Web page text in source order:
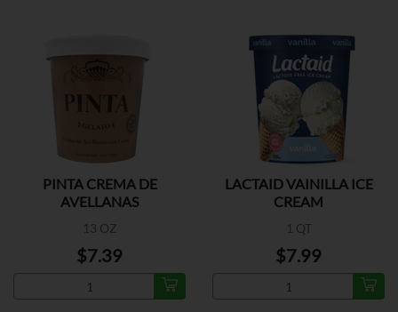
PINTA CREMA DE
AVELLANAS
13 OZ
$7.39
LACTAID VAINILLA ICE
CREAM
1 QT
$7.99